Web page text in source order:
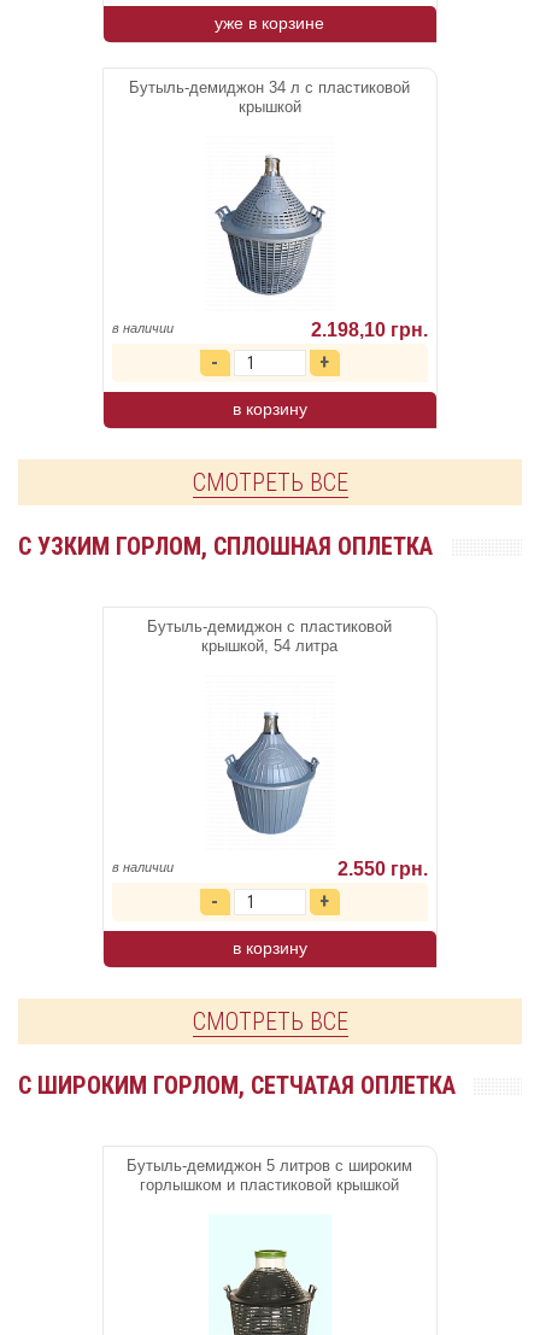
уже в корзине
Бутыль-демиджон 34 л с пластиковой
крышкой
в наличии 2.198,10 грн.
в корзину
СМОТРЕТЬ ВСЕ
С УЗКИМ ГОРЛОМ, СПЛОШНАЯ ОПЛЕТКА
Бутыль-демиджон с пластиковой
крышкой, 54 литра
в наличии 2.550 грн.
в корзину
СМОТРЕТЬ ВСЕ
С ШИРОКИМ ГОРЛОМ, СЕТЧАТАЯ ОПЛЕТКА
Бутыль-демиджон 5 литров с широким
горлышком и пластиковой крышкой